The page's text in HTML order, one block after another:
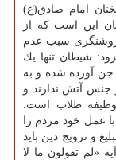
امام صادق(ع)
این است كه از
روشنگری سبب عدم
شیطان تنها یك
جن آورده شده و به
جنس آتش ندارند و
طلاب است.
با عمل خود مردم را
و ترویج دین باید
«لم تقولون ما لا